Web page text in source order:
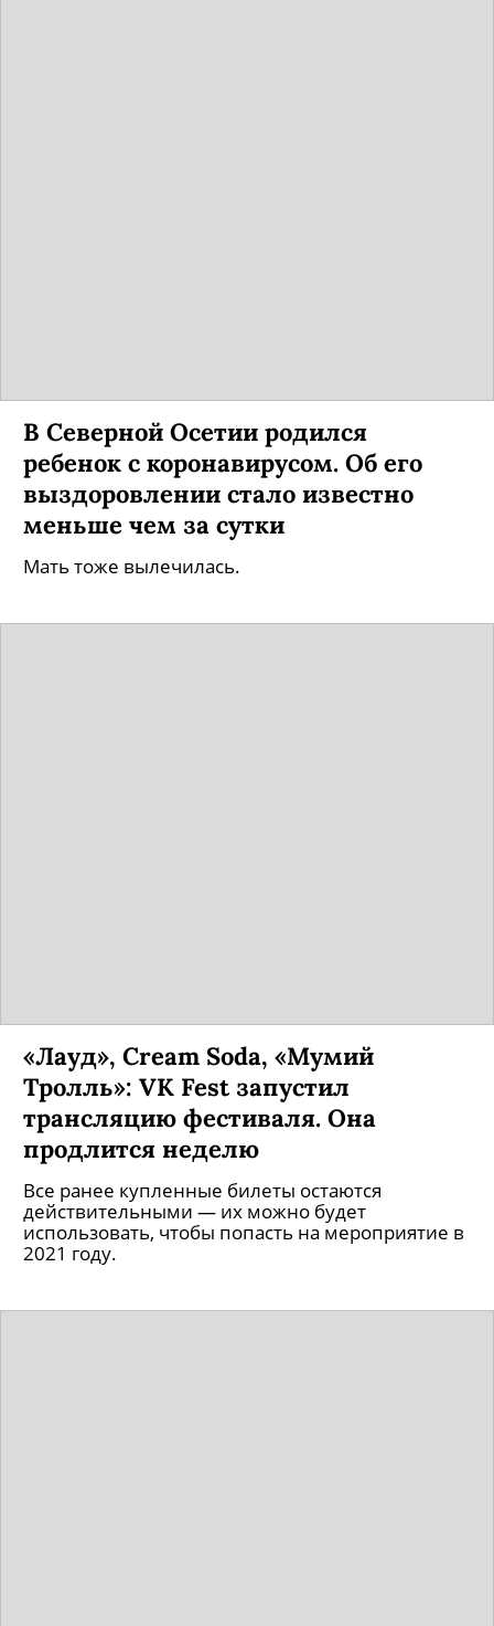
В Северной Осетии родился
ребенок с коронавирусом. Об его
выздоровлении стало известно
меньше чем за сутки
Мать тоже вылечилась.
«Лауд», Cream Soda, «Мумий
Тролль»: VK Fest запустил
трансляцию фестиваля. Она
продлится неделю
Все ранее купленные билеты остаются
действительными — их можно будет
использовать, чтобы попасть на мероприятие в
2021 году.